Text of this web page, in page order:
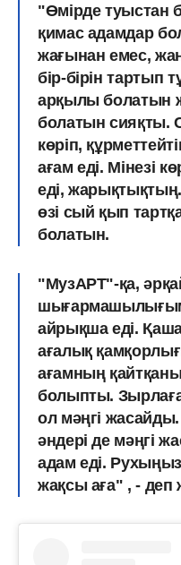
"Өмірде туыстан
қимас адамдар
жағынан емес,
бір-бірін тартып
арқылы болатын
болатын сияқты.
көріп,
ағам еді. Мінезі
еді, жарықтықтың.
өзі сый қып
болатын.
"МузАРТ"-қа,
айрықша еді.
ағалық
ағамның
болыпты.
ол мәңгі жасайды.
әндері де мәңгі
адам еді.
жақсы аға" , - деп